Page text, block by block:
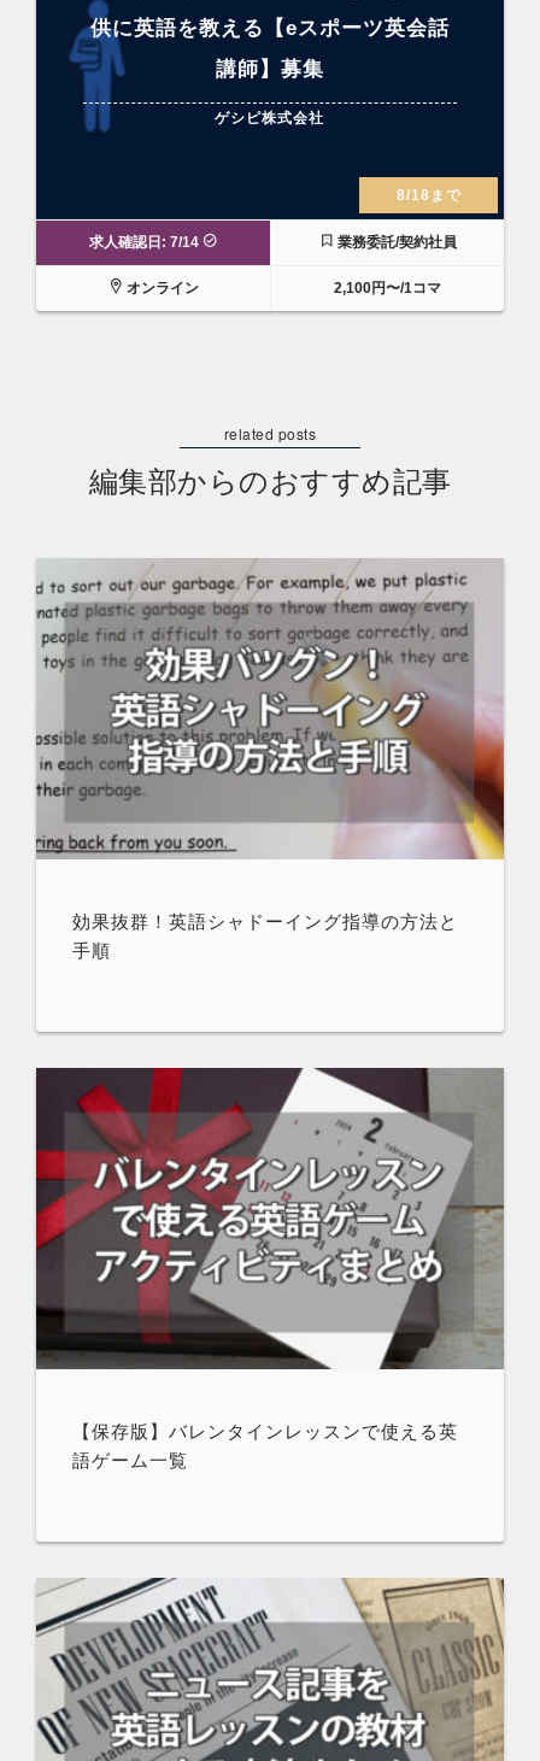
供に英語を教える【eスポーツ英会話
講師】募集
ゲシピ株式会社
8/18まで
求人確認日: 7/14 業務委託/契約社員
オンライン 2,100円〜/1コマ
編集部からのおすすめ記事
効果抜群！英語シャドーイング指導の方法と
手順
【保存版】バレンタインレッスンで使える英
語ゲーム一覧